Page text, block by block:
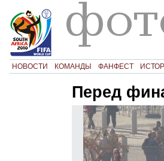
НОВОСТИ КОМАНДЫ ФАНФЕСТ
Перед